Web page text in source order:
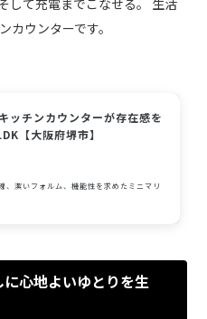
カウンターです。
ッチンカウンターが存在感を
【大阪府堺市】
、潔いフォルム、機能性を求めたミニマリ
に心地よいゆとりを生